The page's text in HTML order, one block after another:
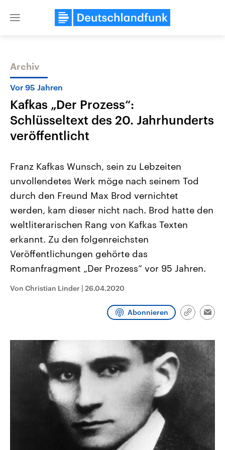
Close
Themen
2026
Alle Informationen
Sachsen-Anhalt wählt am 6.
September 2026 einen neuen
Landtag. Seit 2021 wird das
Bundesland von einer Koalition aus
Umfragen, Prognosen,
und Hintergründe zu den Parteien
und Kandidaten der anstehenden
Wahl.
Aktuelle Beiträge,
Hintergründe
Wirtschaftlich und
gehören die Vereinigten
den mächtigsten Ländern
mit großem Einfluss auf
Sendungen Programm Podcasts
Archiv
Vor 95 Jahren
Kafkas „Der Prozess“:
Schlüsseltext des 20. Jahrhunderts
veröffentlicht
Franz Kafkas Wunsch, sein zu Lebzeiten
unvollendetes Werk möge nach seinem Tod
durch den Freund Max Brod vernichtet
werden, kam dieser nicht nach. Brod hatte den
weltliterarischen Rang von Kafkas Texten
erkannt. Zu den folgenreichsten
Veröffentlichungen gehörte das
Romanfragment „Der Prozess“ vor 95 Jahren.
Von Christian Linder | 26.04.2020
Abonnieren
Link